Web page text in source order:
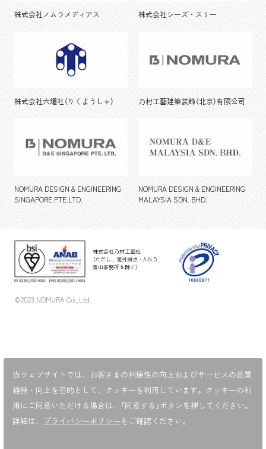
株式会社ノムラメディアス 株式会社シーズ・スリー
株式会社六耀社（りくようしゃ） 乃村工藝建築装飾（北京）有限公司
NOMURA DESIGN & ENGINEERING
SINGAPORE PTE.LTD.
NOMURA DESIGN & ENGINEERING
MALAYSIA SDN. BHD.
株式会社乃村工藝社
（ただし、海外拠点・A.N.D.
青山事務所を除く）
©2023 NOMURA Co.,Ltd.
当ウェブサイトでは、お客さまの利便性の向上およびサービスの品質
維持・向上を目的として、 クッキーを利用しています。クッキーの利
用にご同意いただける場合は、「同意する」ボタンを押してください。
詳細は、 プライバシーポリシーをご確認ください。